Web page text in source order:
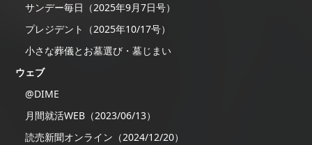
サンデー毎日（2025年9月7日号）
プレジデント（2025年10/17号）
小さな葬儀とお墓選び・墓じまい
ウェブ
@DIME
月間就活WEB（2023/06/13）
読売新聞オンライン（2024/12/20）